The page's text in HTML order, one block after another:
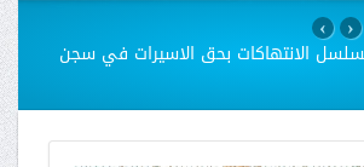
الانتهاكات بحق الاسيرات في سجن
› ‹